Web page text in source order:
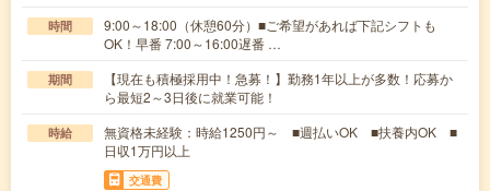
時間
9:00～18:00（休憩60分）■ご希望があれば下記シフトも
OK！早番 7:00～16:00遅番 …
期間
【現在も積極採用中！急募！】勤務1年以上が多数！応募か
ら最短2～3日後に就業可能！
時給
無資格未経験：時給1250円～ ■週払いOK ■扶養内OK ■
日収1万円以上
交通費